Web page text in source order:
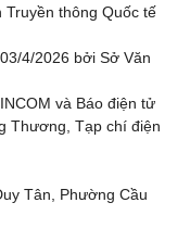
Truyền thông Quốc tế
4/2026 bởi Sở Văn
và Báo điện tử
Thương, Tạp chí điện
Tân, Phường Cầu